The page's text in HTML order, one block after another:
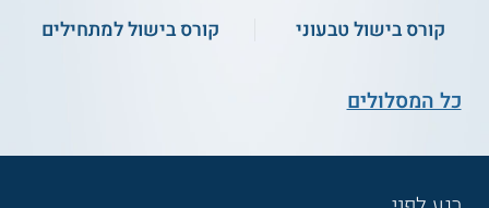
קורס בישול טבעוני קורס בישול למתחילים
כל המסלולים